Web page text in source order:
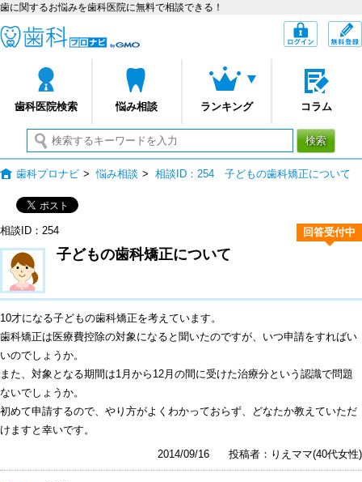
歯に関するお悩みを歯科医院に無料で相談できる！
歯科医院検索 悩み相談 ランキング コラム
ログイン
検索
歯科プロナビ > 悩み相談 > 相談ID：254 子どもの歯科矯正について
子どもの歯科矯正について
10才になる子どもの歯科矯正を考えています。
歯科矯正は医療費控除の対象になると聞いたのですが、いつ申請をすればい
いのでしょうか。
また、対象となる期間は1月から12月の間に受けた治療分という認識で問題
ないでしょうか。
初めて申請するので、やり方がよくわかっておらず、どなたか教えていただ
けますと幸いです。
2014/09/16
投稿者：りえママ(40代女性)
相談ID：254 回答受付中